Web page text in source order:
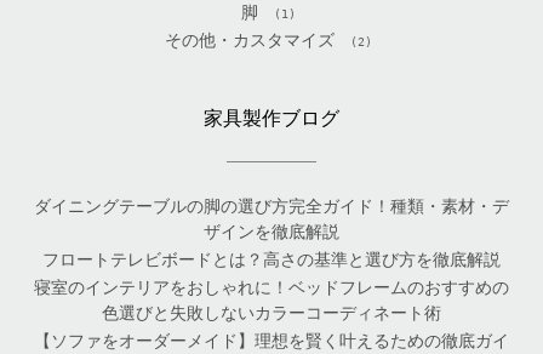
脚 (1)
その他・カスタマイズ (2)
家具製作ブログ
ダイニングテーブルの脚の選び方完全ガイド！種類・素材・デ
ザインを徹底解説
フロートテレビボードとは？高さの基準と選び方を徹底解説
寝室のインテリアをおしゃれに！ベッドフレームのおすすめの
色選びと失敗しないカラーコーディネート術
【ソファをオーダーメイド】理想を賢く叶えるための徹底ガイ